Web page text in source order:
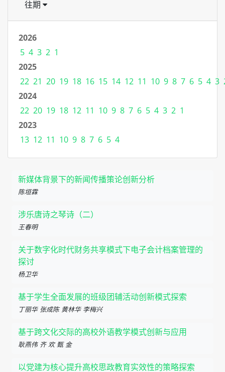
往期
2026
5 4 3 2 1
2025
22 21 20 19 18 16 15 14 12 11 10 9 8 7 6 5 4 3
2024
22 20 19 18 12 11 10 9 8 7 6 5 4 3 2 1
2023
13 12 11 10 9 8 7 6 5 4
新媒体背景下的新闻传播策论创新分析
陈垣霖
涉乐唐诗之琴诗（二）
王春明
关于数字化时代财务共享模式下电子会计档案管理的
探讨
杨卫华
基于学生全面发展的班级团辅活动创新模式探索
丁丽华 张成陈 黄林华 李梅兴
基于跨文化交际的高校外语教学模式创新与应用
耿燕伟 齐 欢 甄 金
以党建为核心提升高校思政教育实效性的策略探索